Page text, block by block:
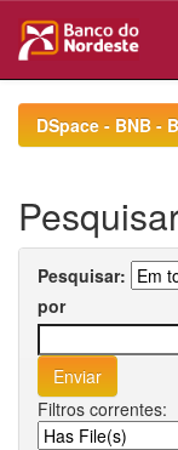
navigationDSpace - BNB -
Pesquisar:
por
Filtros correntes: